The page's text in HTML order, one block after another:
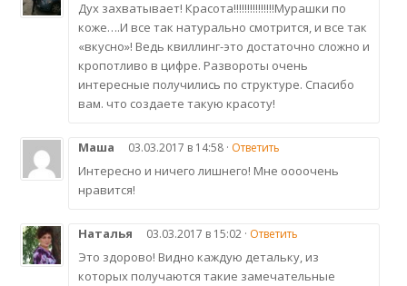
Дух захватывает! Красота!!!!!!!!!!!!!!!Мурашки по
коже….И все так натурально смотрится, и все так
«вкусно»! Ведь квиллинг-это достаточно сложно и
кропотливо в цифре. Развороты очень
интересные получились по структуре. Спасибо
вам. что создаете такую красоту!
Маша 03.03.2017 в 14:58 · Ответить
Интересно и ничего лишнего! Мне оооочень
нравится!
Наталья 03.03.2017 в 15:02 · Ответить
Это здорово! Видно каждую детальку, из
которых получаются такие замечательные